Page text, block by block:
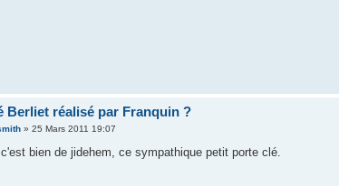
Berliet réalisé par Franquin ?
» 25 Mars 2011 19:07
bien de jidehem, ce sympathique petit porte clé.